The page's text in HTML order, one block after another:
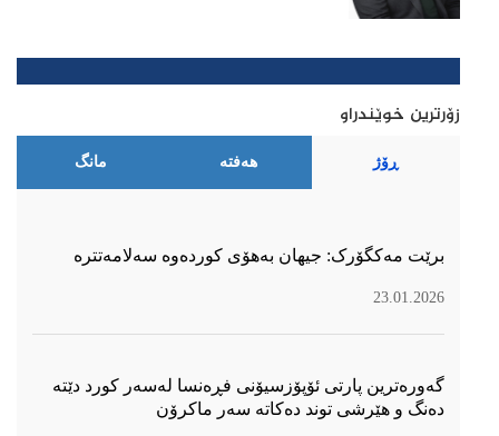
زۆرترین خوێندراو
ڕۆژ هەفتە مانگ
برێت مەکگۆرک: جیهان بەهۆی کوردەوە سەلامەتترە
23.01.2026
گەورەترین پارتی ئۆپۆزسیۆنی فڕەنسا لەسەر كورد دێتە
دەنگ و هێرشی توند دەكاتە سەر ماكرۆن